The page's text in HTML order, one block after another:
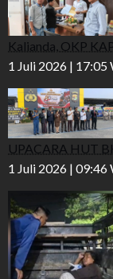
Kalianda, OKP
1 Juli 2026 | 17:05
UPACARA HUT
1 Juli 2026 | 09:46